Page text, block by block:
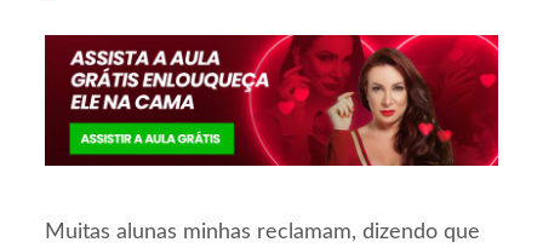
Muitas alunas minhas reclamam, dizendo que